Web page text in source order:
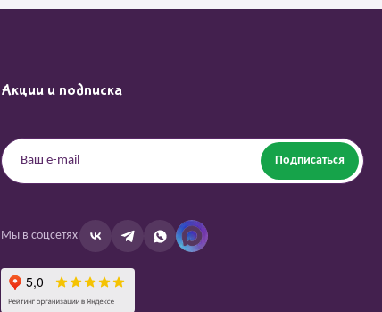
Акции и подписка
Подписаться
Мы в соцсетях